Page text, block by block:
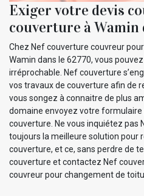
Exiger votre devis
couverture à Wamin
Chez Nef couverture couvreur
Wamin dans le 62770, vous
irréprochable. Nef couverture
vos travaux de couverture afin de
vous songez à connaitre de plus
domaine envoyez votre
couverture. Ne vous inquiétez pas
toujours la meilleure solution pour
couverture, et ce, sans perdre de
couverture et contactez Nef
couvreur pour changement de